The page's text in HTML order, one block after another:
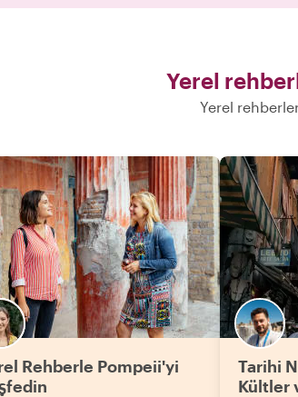
Yerel
Yerel
Rehberle Pompeii'yi
Tarihi
Kültler